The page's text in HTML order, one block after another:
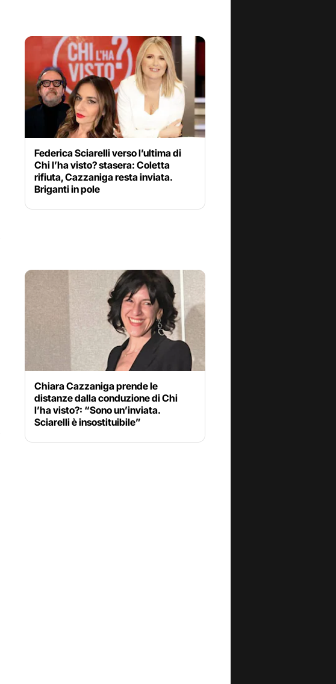
Federica Sciarelli verso l’ultima di
Chi l’ha visto? stasera: Coletta
rifiuta, Cazzaniga resta inviata.
Briganti in pole
Chiara Cazzaniga prende le
distanze dalla conduzione di Chi
l’ha visto?: “Sono un’inviata.
Sciarelli è insostituibile”